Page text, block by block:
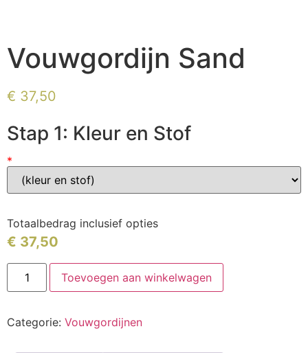
Vouwgordijn Sand
€ 37,50
Stap 1: Kleur en Stof
*
Totaalbedrag inclusief opties
€ 37,50
Toevoegen aan winkelwagen
Categorie: Vouwgordijnen